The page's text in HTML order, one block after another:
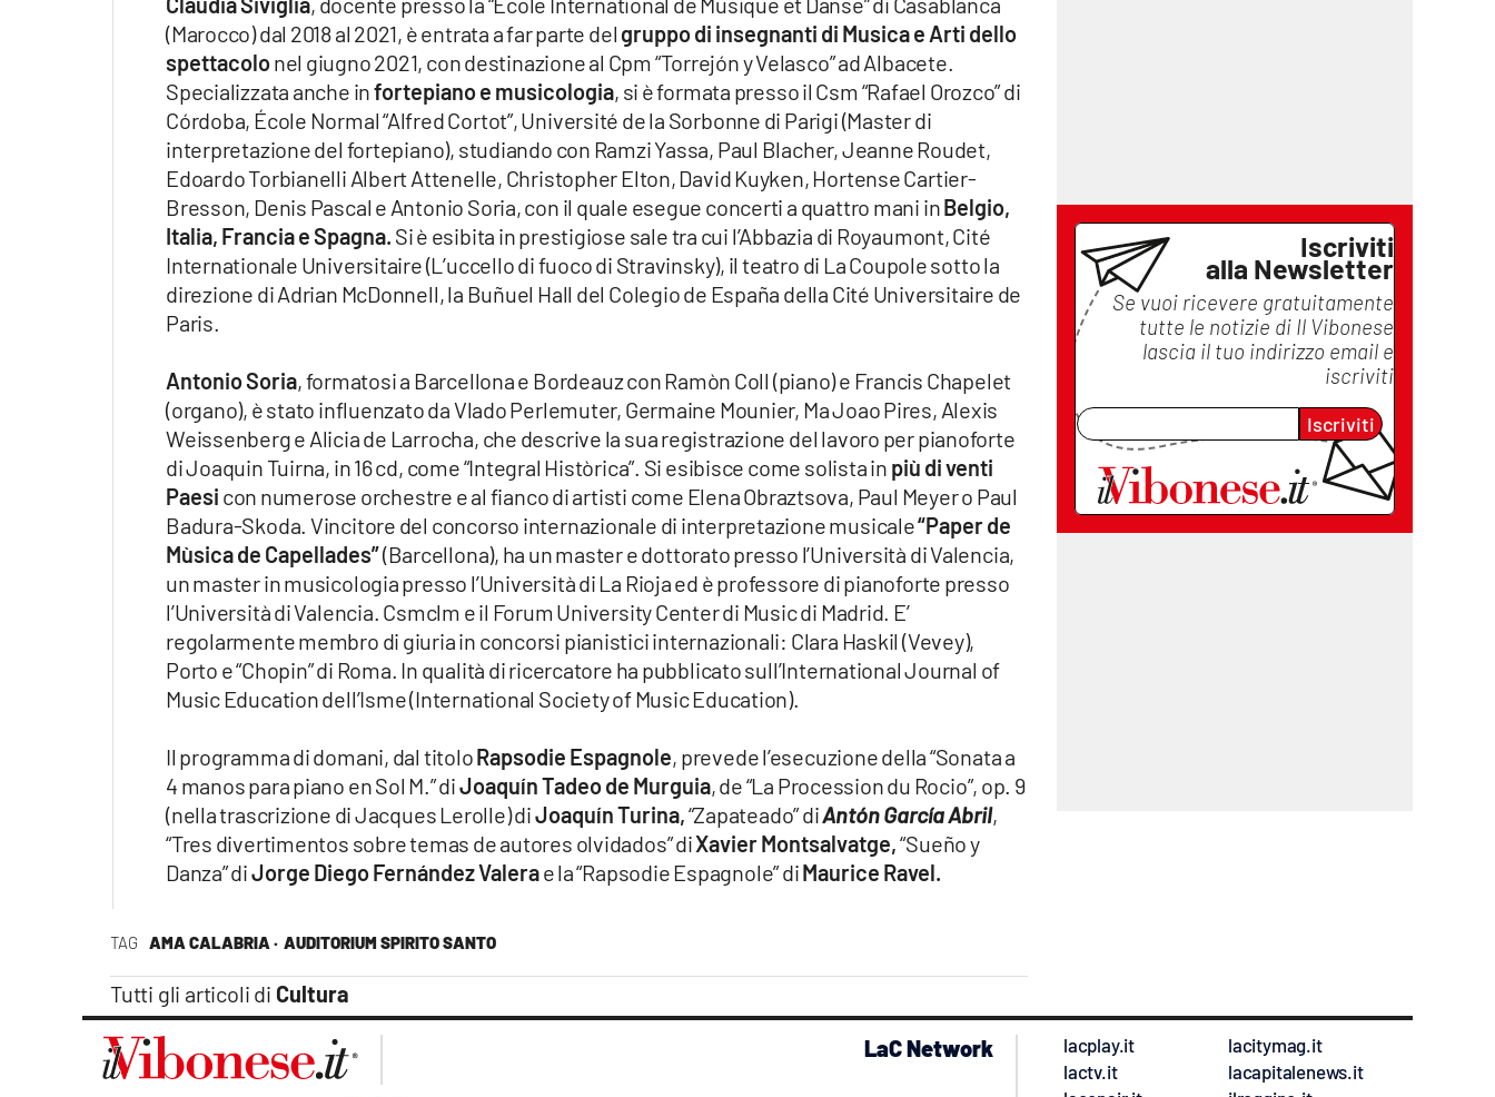
TAG AMA CALABRIA · AUDITORIUM SPIRITO SANTO
Tutti gli articoli di Cultura
(Marocco) dal 2018 al 2021, è entrata a far parte del gruppo di insegnanti di Musica e Arti dello
spettacolonel giugno 2021, con destinazione al Cpm “Torrejón y Velasco” ad Albacete.
Specializzata anche infortepiano e musicologia, si è formata presso il Csm “Rafael Orozco” di
Córdoba, École Normal “Alfred Cortot”, Université de la Sorbonne di Parigi (Master di
interpretazione del fortepiano), studiando con Ramzi Yassa, Paul Blacher, Jeanne Roudet,
Edoardo Torbianelli Albert Attenelle, Christopher Elton, David Kuyken, Hortense Cartier-
Bresson, Denis Pascal e Antonio Soria, con il quale esegue concerti a quattro mani inBelgio,
Italia, Francia e Spagna. Si è esibita in prestigiose sale tra cui l’Abbazia di Royaumont, Cité
Internationale Universitaire (L’uccello di fuoco di Stravinsky), il teatro di La Coupole sotto la
direzione di Adrian McDonnell, la Buñuel Hall del Colegio de España della Cité Universitaire de
Paris.
Antonio Soria, formatosi a Barcellona e Bordeauz con Ramòn Coll (piano) e Francis Chapelet
(organo), è stato influenzato da Vlado Perlemuter, Germaine Mounier, Ma Joao Pires, Alexis
Weissenberg e Alicia de Larrocha, che descrive la sua registrazione del lavoro per pianoforte
di Joaquin Tuirna, in 16 cd, come “Integral Històrica”. Si esibisce come solista in più di venti
Paesi con numerose orchestre e al fianco di artisti come Elena Obraztsova, Paul Meyer o Paul
Badura-Skoda. Vincitore del concorso internazionale di interpretazione musicale“Paper de
Mùsica de Capellades”(Barcellona), ha un master e dottorato presso l’Università di Valencia,
un master in musicologia presso l’Università di La Rioja ed è professore di pianoforte presso
l’Università di Valencia. Csmclm e il Forum University Center di Music di Madrid. E’
regolarmente membro di giuria in concorsi pianistici internazionali: Clara Haskil (Vevey),
Porto e “Chopin” di Roma. In qualità di ricercatore ha pubblicato sull’International Journal of
Music Education dell’Isme (International Society of Music Education).
Il programma di domani, dal titoloRapsodie Espagnole, prevede l’esecuzione della “Sonata a
4 manos para piano en Sol M.” diJoaquín Tadeo de Murguia, de “La Procession du Rocio”, op. 9
(nella trascrizione di Jacques Lerolle) diJoaquín Turina,“Zapateado” diAntón García Abril,
“Tres divertimentos sobre temas de autores olvidados” diXavier Montsalvatge,“Sueño y
Danza” diJorge Diego Fernández Valerae la “Rapsodie Espagnole” diMaurice Ravel.
Iscriviti
alla Newsletter
Se vuoi ricevere gratuitamente
tutte le notizie di Il Vibonese
lascia il tuo indirizzo email e
iscriviti
Iscriviti
LaC Network
lacplay.it
lactv.it
lacitymag.it
lacapitalenews.it